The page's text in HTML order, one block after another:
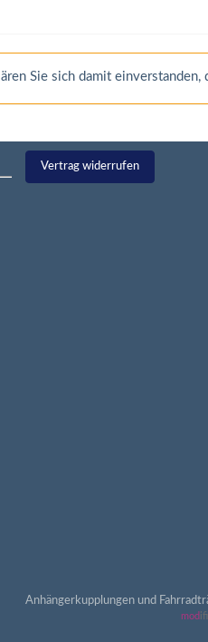
Sie sich damit
Vertrag widerrufen
Anhängerkupplungen und
mod